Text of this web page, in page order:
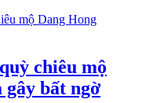
chiêu mộ
gây bất ngờ